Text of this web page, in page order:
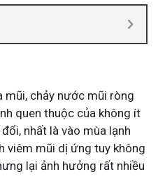
mũi, chảy nước mũi ròng
quen thuộc của không ít
nhất là vào mùa lạnh
viêm mũi dị ứng tuy không
lại ảnh hưởng rất nhiều